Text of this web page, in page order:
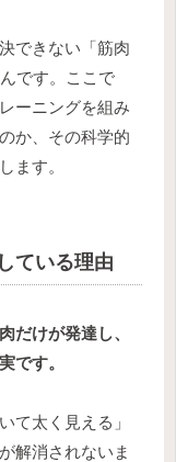
できない「筋肉
です。ここで
ーニングを組み
か、その科学的
ます。
ている理由
だけが発達し、
です。
て太く見える」
解消されないま